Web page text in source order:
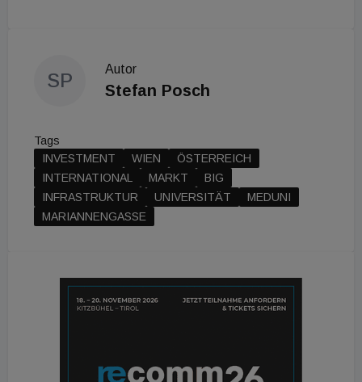
SP
Autor
Stefan Posch
Tags
INVESTMENT
WIEN
ÖSTERREICH
INTERNATIONAL
MARKT
BIG
INFRASTRUKTUR
UNIVERSITÄT
MEDUNI
MARIANNENGASSE